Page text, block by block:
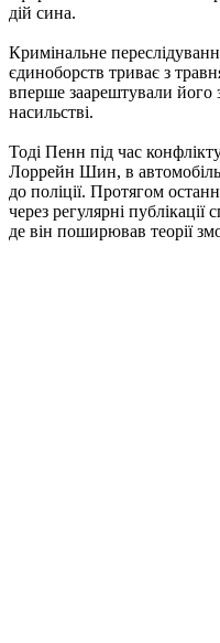
дій сина.
Кримінальне
єдиноборств триває з
вперше заарештували його
насильстві.
Тоді Пенн під час
Лоррейн Шин, в
до поліції. Протягом
через регулярні
де він поширював теорії